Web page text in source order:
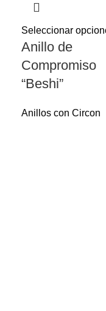
Seleccionar
Anillo de
Compromiso
“Beshi”
Anillos con Circon